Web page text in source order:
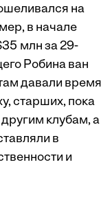
на
в начале
млн за 29-
Робина ван
давали время
старших, пока
клубам, а
в
и